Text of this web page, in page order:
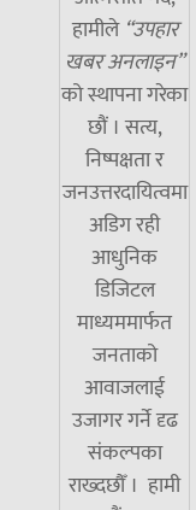
हामीले “उपहार
खबर अनलाइन”
को स्थापना गरेका
छौं । सत्य,
निष्पक्षता र
जनउत्तरदायित्वमा
अडिग रही
आधुनिक
डिजिटल
माध्यममार्फत
जनताको
आवाजलाई
उजागर गर्ने दृढ
संकल्पका
राख्दछौँ । हामी